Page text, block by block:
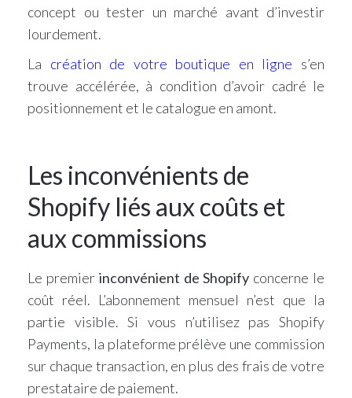
concept ou tester un marché avant d’investir
lourdement.
La création de votre boutique en ligne s’en
trouve accélérée, à condition d’avoir cadré le
positionnement et le catalogue en amont.
Les inconvénients de
Shopify liés aux coûts et
aux commissions
Le premier inconvénient de Shopify concerne le
coût réel. L’abonnement mensuel n’est que la
partie visible. Si vous n’utilisez pas Shopify
Payments, la plateforme prélève une commission
sur chaque transaction, en plus des frais de votre
prestataire de paiement.